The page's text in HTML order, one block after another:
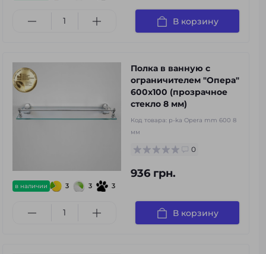
В корзину
в наличии 3 3 3
Полка в ванную с
ограничителем "Опера"
600x100 (прозрачное
стекло 8 мм)
Код товара: p-ka Opera mm 600 8
мм
0
936 грн.
В корзину